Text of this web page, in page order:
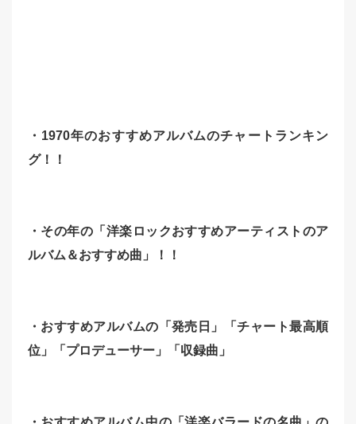
・1970年のおすすめアルバムのチャートランキン
グ！！
・その年の「洋楽ロックおすすめアーティストのア
ルバム＆おすすめ曲」！！
・おすすめアルバムの「発売日」「チャート最高順
位」「 プロデューサー」「収録曲」